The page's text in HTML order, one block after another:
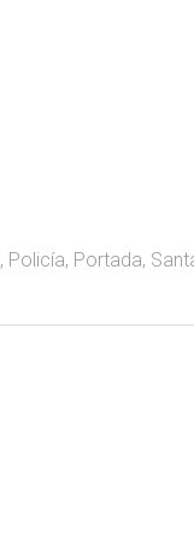
, Policía, Portada,